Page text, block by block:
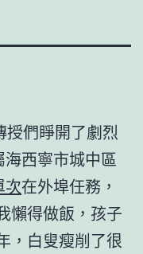
們睜開了劇烈
西寧市城中區
次在外埠任務，
懶得做飯，孩子
，白叟瘦削了很